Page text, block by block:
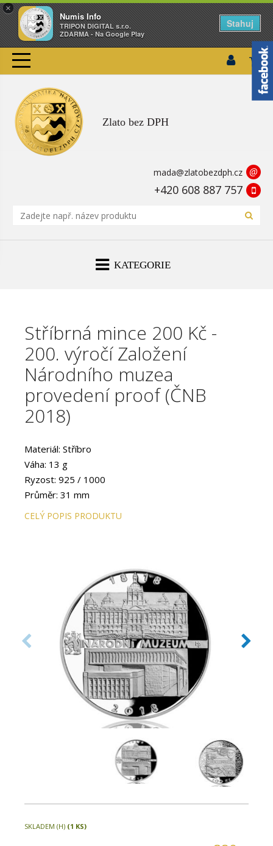
×
Numis Info
TRIPON DIGITAL s.r.o.
ZDARMA - Na Google Play
Stahuj
Zlato bez DPH
mada@zlatobezdph.cz @
+420 608 887 757
KATEGORIE
Stříbrná mince 200 Kč -
200. výročí Založení
Národního muzea
provedení proof (ČNB
2018)
Materiál: Stříbro
Váha: 13 g
Ryzost: 925 / 1000
Průměr: 31 mm
Provedení: PROOF
Číslovaná emise: Ne
Balení kapsle: Ano
Balení: Modrá plastová etue M33
Nominální hodnota: 200 Kč
Emitent: Česká národní banka
CELÝ POPIS PRODUKTU
SKLADEM (H) (1 KS)